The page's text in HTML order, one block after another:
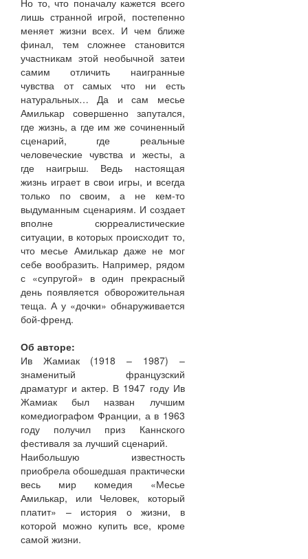
Но то, что поначалу кажется всего
лишь странной игрой, постепенно
меняет жизни всех. И чем ближе
финал, тем сложнее становится
участникам этой необычной затеи
самим отличить наигранные
чувства от самых что ни есть
натуральных… Да и сам месье
Амилькар совершенно запутался,
где жизнь, а где им же сочиненный
сценарий, где реальные
человеческие чувства и жесты, а
где наигрыш. Ведь настоящая
жизнь играет в свои игры, и всегда
только по своим, а не кем-то
выдуманным сценариям. И создает
вполне сюрреалистические
ситуации, в которых происходит то,
что месье Амилькар даже не мог
себе вообразить. Например, рядом
с «супругой» в один прекрасный
день появляется обворожительная
теща. А у «дочки» обнаруживается
бой-френд.
Об авторе:
Ив Жамиак (1918 – 1987) –
знаменитый французский
драматург и актер. В 1947 году Ив
Жамиак был назван лучшим
комедиографом Франции, а в 1963
году получил приз Каннского
фестиваля за лучший сценарий.
Наибольшую известность
приобрела обошедшая практически
весь мир комедия «Месье
Амилькар, или Человек, который
платит» – история о жизни, в
которой можно купить все, кроме
самой жизни.